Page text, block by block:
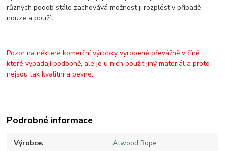
různých podob stále zachovává možnost ji rozplést v případě
nouze a použít.
Pozor na některé komerční výrobky vyrobené převážně v číně,
které vypadají podobně, ale je u nich použit jiný materiál a proto
nejsou tak kvalitní a pevné.
Podrobné informace
Výrobce Atwood Rope